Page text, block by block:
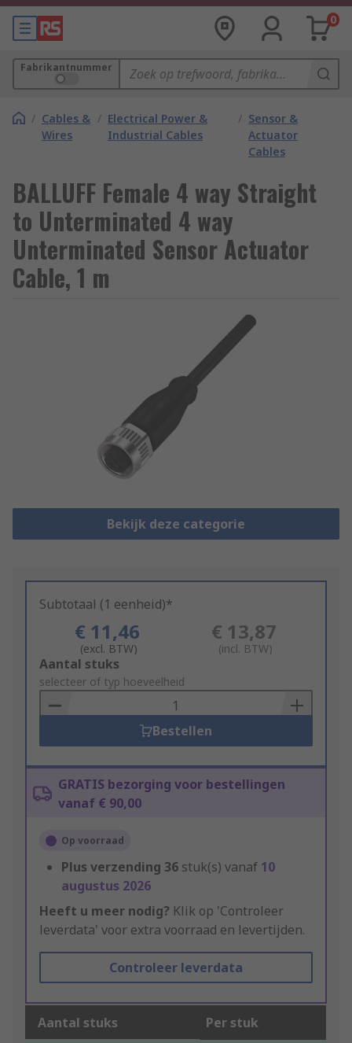
0
Fabrikantnummer
/ Cables &
Wires
/ Electrical Power &
Industrial Cables
/ Sensor &
Actuator
Cables
BALLUFF Female 4 way Straight
to Unterminated 4 way
Unterminated Sensor Actuator
Cable, 1 m
Bekijk deze categorie
Subtotaal (1 eenheid)*
€ 11,46
(excl. BTW)
€ 13,87
(incl. BTW)
Add
to
Basket
Aantal stuks
selecteer of typ hoeveelheid
Bestellen
GRATIS bezorging voor bestellingen
vanaf € 90,00
Op voorraad
Plus verzending 36 stuk(s) vanaf 10
augustus 2026
Heeft u meer nodig? Klik op 'Controleer
leverdata' voor extra voorraad en levertijden.
Controleer leverdata
Aantal stuks Per stuk